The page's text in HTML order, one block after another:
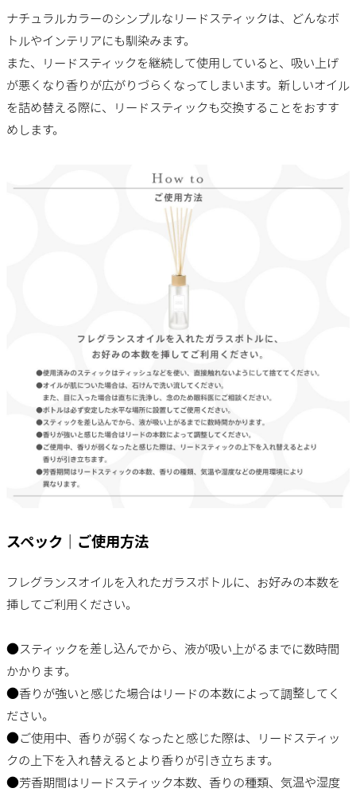
ナチュラルカラーのシンプルなリードスティックは、どんなボ
トルやインテリアにも馴染みます。
また、リードスティックを継続して使用していると、吸い上げ
が悪くなり香りが広がりづらくなってしまいます。新しいオイル
を詰め替える際に、リードスティックも交換することをおすす
めします。
スペック｜ご使用方法
フレグランスオイルを入れたガラスボトルに、お好みの本数を
挿してご利用ください。
●スティックを差し込んでから、液が吸い上がるまでに数時間
かかります。
●香りが強いと感じた場合はリードの本数によって調整してく
ださい。
●ご使用中、香りが弱くなったと感じた際は、リードスティッ
クの上下を入れ替えるとより香りが引き立ちます。
●芳香期間はリードスティック本数、香りの種類、気温や湿度